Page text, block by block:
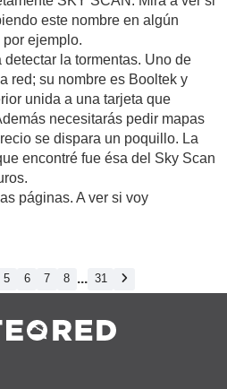
este nombre en algún
ejemplo.
la tormentas. Uno de
red; su nombre es Booltek y
unida a una tarjeta que
necesitarás pedir mapas
se dispara un poquillo. La
encontré fue ésa del Sky Scan
páginas. A ver si voy
5 6 7 8 ... 31